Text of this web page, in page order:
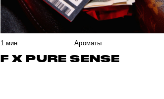
1 мин Ароматы
F X PURE SENSE